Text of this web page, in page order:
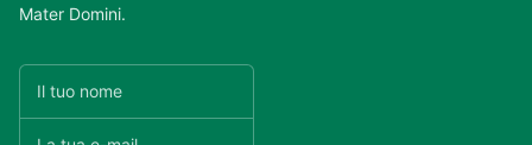
Mater Domini.